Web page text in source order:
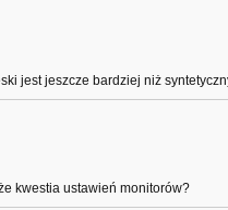
jest jeszcze bardziej niż
kwestia ustawień monitorów?